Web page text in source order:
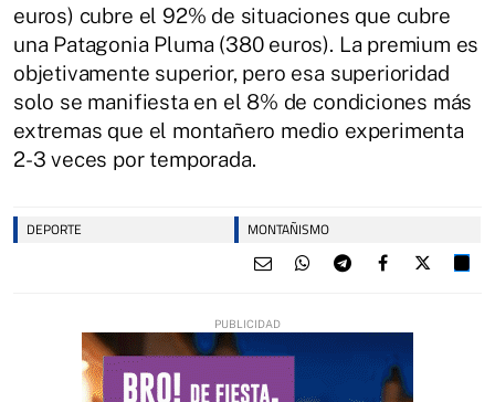
euros) cubre el 92% de situaciones que cubre
una Patagonia Pluma (380 euros). La premium es
objetivamente superior, pero esa superioridad
solo se manifiesta en el 8% de condiciones más
extremas que el montañero medio experimenta
2-3 veces por temporada.
DEPORTE MONTAÑISMO